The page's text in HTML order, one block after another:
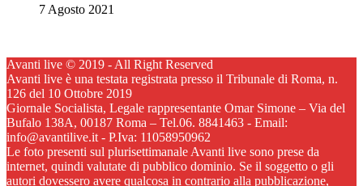
7 Agosto 2021
Avanti live © 2019 - All Right Reserved
Avanti live è una testata registrata presso il Tribunale di Roma, n.
126 del 10 Ottobre 2019
Giornale Socialista, Legale rappresentante Omar Simone – Via del
Bufalo 138A, 00187 Roma – Tel.06. 8841463 - Email:
info@avantilive.it - P.Iva: 11058950962
Le foto presenti sul plurisettimanale Avanti live sono prese da
internet, quindi valutate di pubblico dominio. Se il soggetto o gli
autori dovessero avere qualcosa in contrario alla pubblicazione,